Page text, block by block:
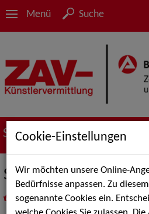
Menü Suche
Suche nach Künstler*innen
Sylvia Eisenberger
inMeine Merklistelegen
Cookie-Einstellungen
Wir möchten unsere Online-
Bedürfnisse anpassen. Zu
sogenannte Cookies ein.